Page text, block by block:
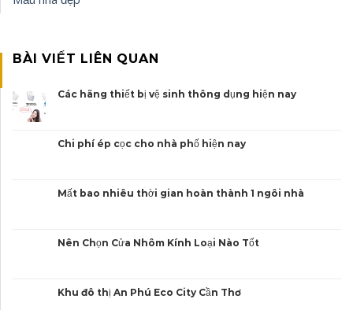
BÀI VIẾT LIÊN QUAN
Các hãng thiết bị vệ sinh thông dụng hiện nay
Chi phí ép cọc cho nhà phố hiện nay
Mất bao nhiêu thời gian hoàn thành 1 ngôi nhà
Nên Chọn Cửa Nhôm Kính Loại Nào Tốt
Khu đô thị An Phú Eco City Cần Thơ